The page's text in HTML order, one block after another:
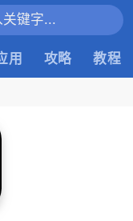
用 攻略 教程